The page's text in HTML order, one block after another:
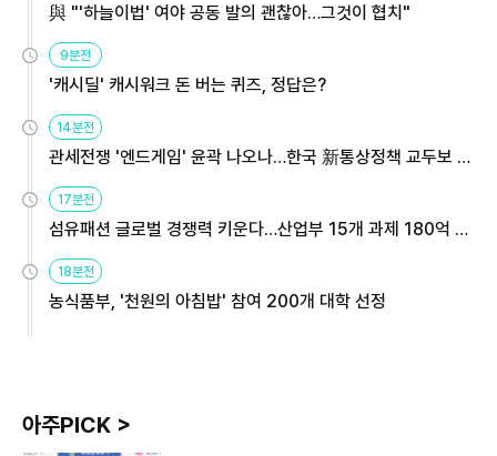
與 "'하늘이법' 여야 공동 발의 괜찮아…그것이 협치"
9분전
'캐시딜' 캐시워크 돈 버는 퀴즈, 정답은?
14분전
관세전쟁 '엔드게임' 윤곽 나오나…한국 新통상정책 교두보 활
용해야
17분전
섬유패션 글로벌 경쟁력 키운다…산업부 15개 과제 180억 지
원
18분전
농식품부, '천원의 아침밥' 참여 200개 대학 선정
아주PICK >